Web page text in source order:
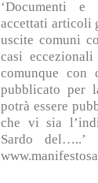
‘Documenti e
accettati articoli
uscite comuni
casi
comunque con
pubblicato per
potrà essere
che vi sia
Sardo del…..’